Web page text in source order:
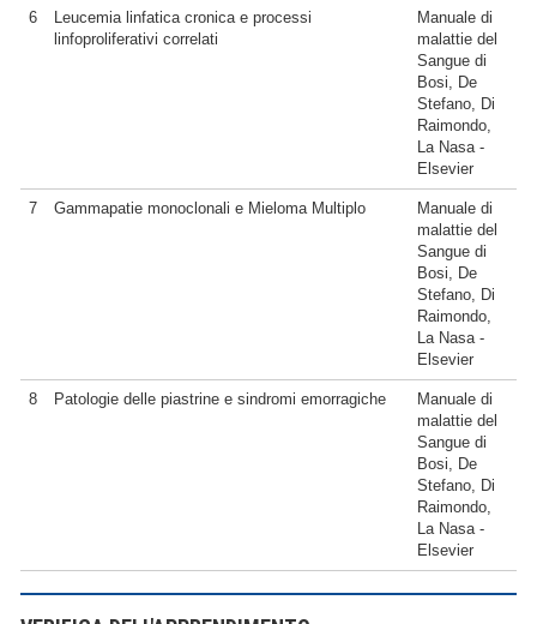
6
Leucemia linfatica cronica e processi
linfoproliferativi correlati
Manuale di
malattie del
Sangue di
Bosi, De
Stefano, Di
Raimondo,
La Nasa -
Elsevier
7 Gammapatie monoclonali e Mieloma Multiplo
Manuale di
malattie del
Sangue di
Bosi, De
Stefano, Di
Raimondo,
La Nasa -
Elsevier
8 Patologie delle piastrine e sindromi emorragiche
Manuale di
malattie del
Sangue di
Bosi, De
Stefano, Di
Raimondo,
La Nasa -
Elsevier